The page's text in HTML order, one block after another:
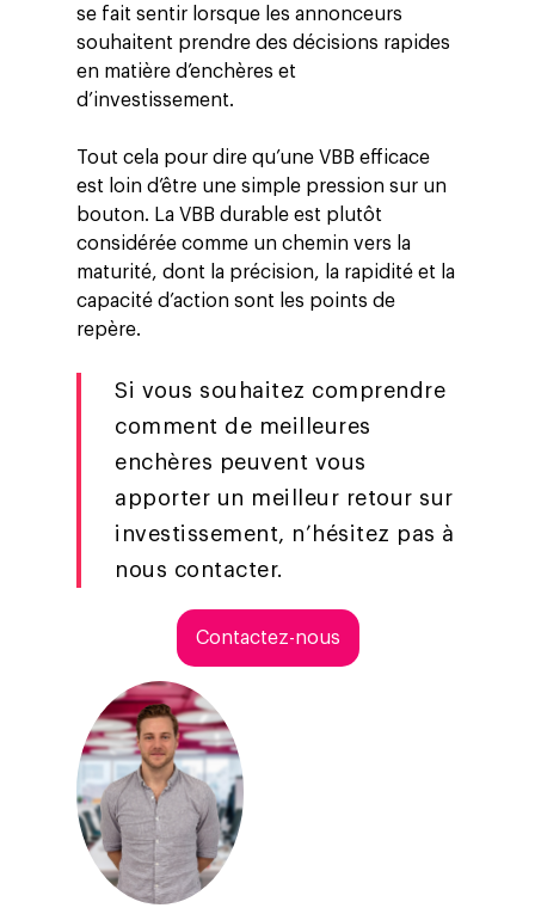
se fait sentir lorsque les annonceurs
souhaitent prendre des décisions rapides
en matière d’enchères et
d’investissement.
Tout cela pour dire qu’une VBB efficace
est loin d’être une simple pression sur un
bouton. La VBB durable est plutôt
considérée comme un chemin vers la
maturité, dont la précision, la rapidité et la
capacité d’action sont les points de
repère.
Si vous souhaitez comprendre
comment de meilleures
enchères peuvent vous
apporter un meilleur retour sur
investissement, n’hésitez pas à
nous contacter.
Contactez-nous
Employés